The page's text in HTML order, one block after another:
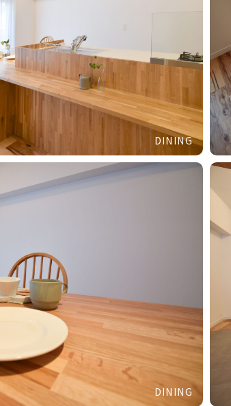
DINING
DINING